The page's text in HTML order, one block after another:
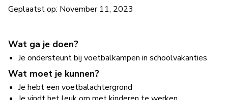
Geplaatst op: November 11, 2023
Wat ga je doen?
Je ondersteunt bij voetbalkampen in schoolvakanties
Wat moet je kunnen?
Je hebt een voetbalachtergrond